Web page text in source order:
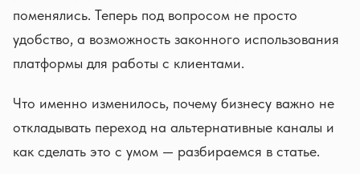
поменялись. Теперь под вопросом не просто
удобство, а возможность законного использования
платформы для работы с клиентами.
Что именно изменилось, почему бизнесу важно не
откладывать переход на альтернативные каналы и
как сделать это с умом — разбираемся в статье.